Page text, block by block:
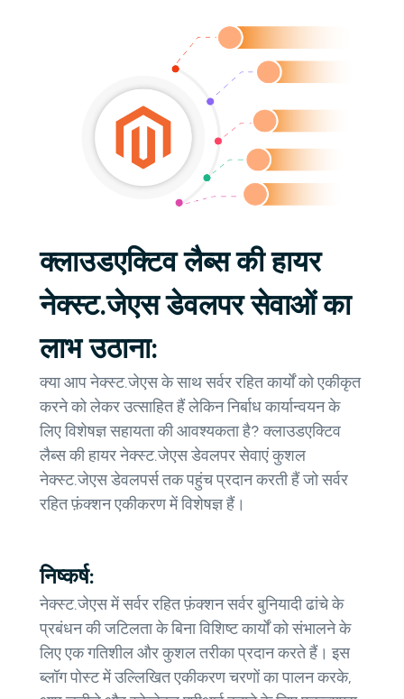
क्लाउडएक्टिव लैब्स की हायर
नेक्स्ट.जेएस डेवलपर सेवाओं का
लाभ उठाना:
क्या आप नेक्स्ट.जेएस के साथ सर्वर रहित कार्यों को एकीकृत
करने को लेकर उत्साहित हैं लेकिन निर्बाध कार्यान्वयन के
लिए विशेषज्ञ सहायता की आवश्यकता है? क्लाउडएक्टिव
लैब्स की हायर नेक्स्ट.जेएस डेवलपर सेवाएं कुशल
नेक्स्ट.जेएस डेवलपर्स तक पहुंच प्रदान करती हैं जो सर्वर
रहित फ़ंक्शन एकीकरण में विशेषज्ञ हैं।
निष्कर्ष:
नेक्स्ट.जेएस में सर्वर रहित फ़ंक्शन सर्वर बुनियादी ढांचे के
प्रबंधन की जटिलता के बिना विशिष्ट कार्यों को संभालने के
लिए एक गतिशील और कुशल तरीका प्रदान करते हैं। इस
ब्लॉग पोस्ट में उल्लिखित एकीकरण चरणों का पालन करके,